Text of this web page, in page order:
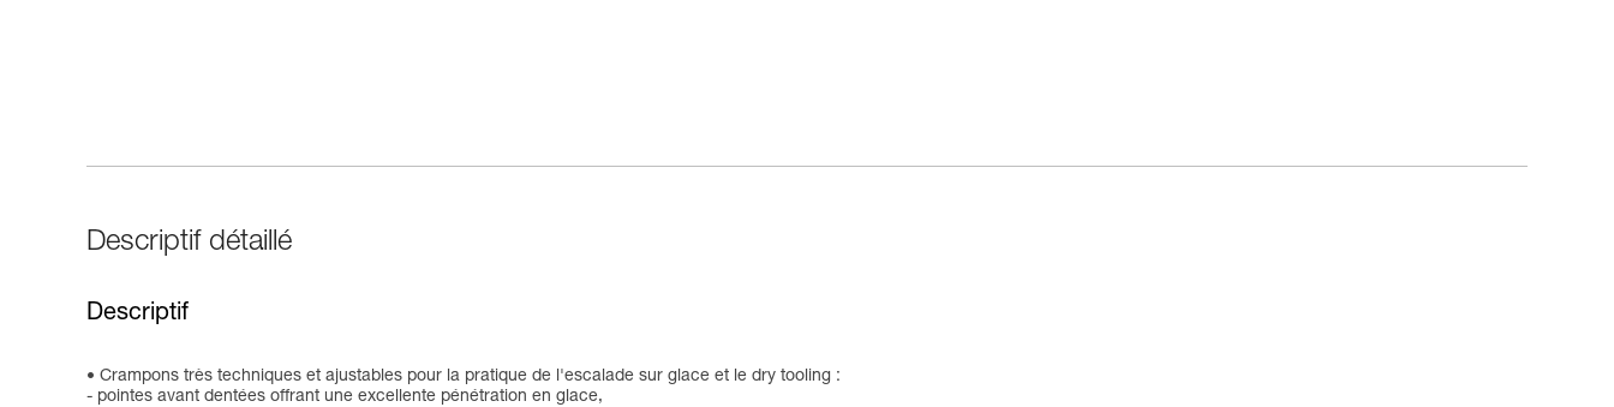
Descriptif détaillé
Descriptif
Crampons très techniques et ajustables pour la pratique de l'escalade sur glace et le dry tooling :
- pointes avant dentées offrant une excellente pénétration en glace,